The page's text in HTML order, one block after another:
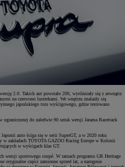
2.0. Takich aut powstało 200, wyróżniały się z zewnątrz
na czerwono lusterkami. We wnętrzu znalazły się
japońskiego toru wyścigowego, gdzie testowano
do zaledwie 90 sztuk wersji Jarama Racetrack
auto ściga się w serii SuperGT, a w 2020 roku
w zakładach TOYOTA GAZOO Racing Europe w Kolonii
w wyścigach klas GT.
wersji sportowego coupé. W ramach programu GR Heritage
oryginalne części zamienne sprzed lat, a następnie